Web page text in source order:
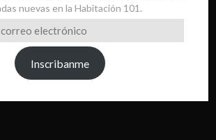
nuevas en la Habitación 101.
Inscribanme